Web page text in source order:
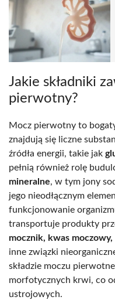
Jakie składniki
pierwotny?
Mocz pierwotny to
znajdują się liczne
źródła energii, takie jak
pełnią również rolę
mineralne, w tym jony
jego nieodłącznym
funkcjonowanie
transportuje produkty
mocznik, kwas
inne związki
składzie moczu
morfotycznych krwi, co
ustrojowych.